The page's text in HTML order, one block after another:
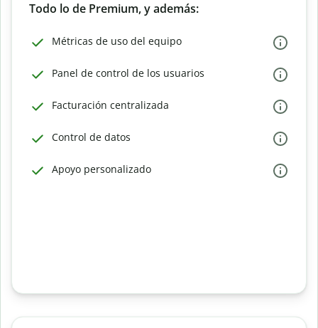
Todo lo de Premium, y además:
Métricas de uso del equipo
Panel de control de los usuarios
Facturación centralizada
Control de datos
Apoyo personalizado